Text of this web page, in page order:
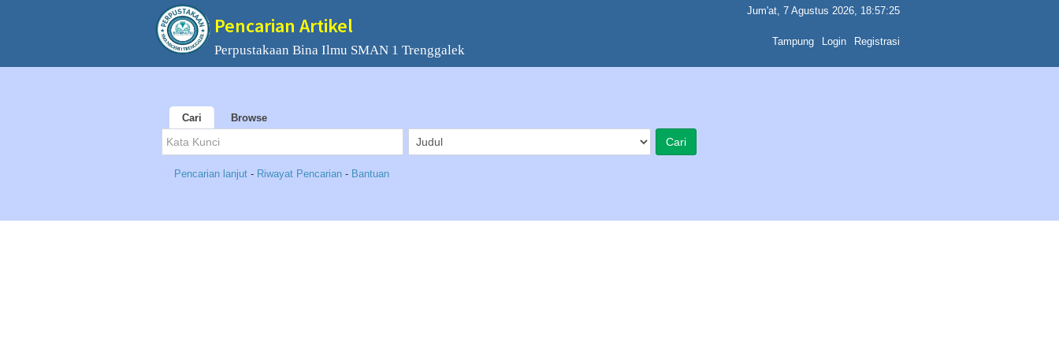
Pencarian Artikel
Perpustakaan Bina Ilmu SMAN 1 Trenggalek
Jum'at, 7 Agustus 2026, 18:57:25
Tampung Login Registrasi
Cari Browse
Pencarian lanjut - Riwayat Pencarian - Bantuan